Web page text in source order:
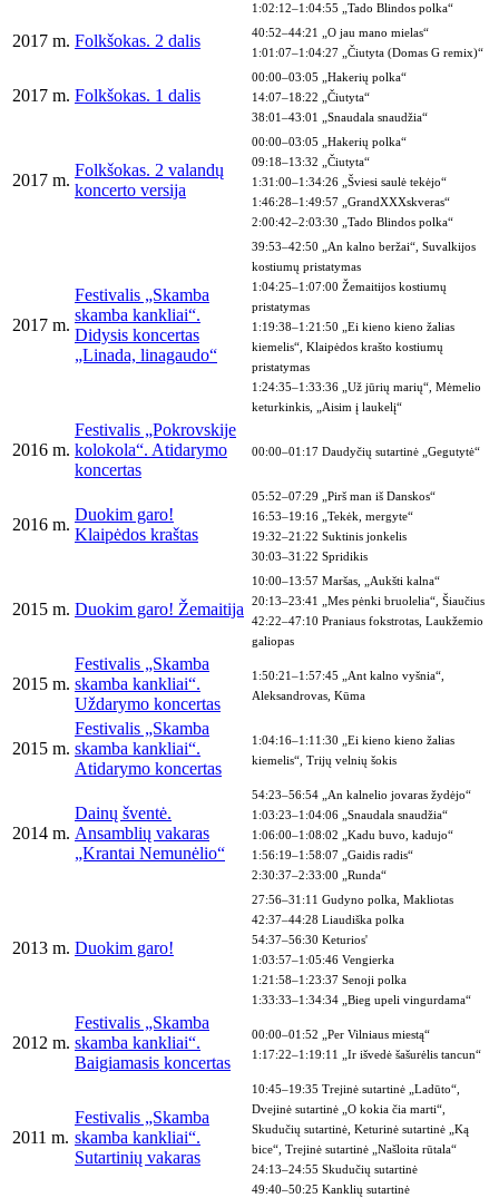
1:02:12–1:04:55 „Tado Blindos polka“
2017 m. Folkšokas. 2 dalis
40:52–44:21 „O jau mano mielas“
1:01:07–1:04:27 „Čiutyta (Domas G remix)“
2017 m. Folkšokas. 1 dalis
00:00–03:05 „Hakerių polka“
14:07–18:22 „Čiutyta“
38:01–43:01 „Snaudala snaudžia“
2017 m.
Folkšokas. 2 valandų
koncerto versija
00:00–03:05 „Hakerių polka“
09:18–13:32 „Čiutyta“
1:31:00–1:34:26 „Šviesi saulė tekėjo“
1:46:28–1:49:57 „GrandXXXskveras“
2:00:42–2:03:30 „Tado Blindos polka“
2017 m.
Festivalis „Skamba
skamba kankliai“.
Didysis koncertas
„Linada, linagaudo“
39:53–42:50 „An kalno beržai“, Suvalkijos
kostiumų pristatymas
1:04:25–1:07:00 Žemaitijos kostiumų
pristatymas
1:19:38–1:21:50 „Ei kieno kieno žalias
kiemelis“, Klaipėdos krašto kostiumų
pristatymas
1:24:35–1:33:36 „Už jūrių marių“, Mėmelio
keturkinkis, „Aisim į laukelį“
2016 m.
Festivalis „Pokrovskije
kolokola“. Atidarymo
koncertas
00:00–01:17 Daudyčių sutartinė „Gegutytė“
2016 m.
Duokim garo!
Klaipėdos kraštas
05:52–07:29 „Pirš man iš Danskos“
16:53–19:16 „Tekėk, mergyte“
19:32–21:22 Suktinis jonkelis
30:03–31:22 Spridikis
2015 m. Duokim garo! Žemaitija
10:00–13:57 Maršas, „Aukšti kalna“
20:13–23:41 „Mes pėnki bruolelia“, Šiaučius
42:22–47:10 Praniaus fokstrotas, Laukžemio
galiopas
2015 m.
Festivalis „Skamba
skamba kankliai“.
Uždarymo koncertas
1:50:21–1:57:45 „Ant kalno vyšnia“,
Aleksandrovas, Kūma
2015 m.
Festivalis „Skamba
skamba kankliai“.
Atidarymo koncertas
1:04:16–1:11:30 „Ei kieno kieno žalias
kiemelis“, Trijų velnių šokis
2014 m.
Dainų šventė.
Ansamblių vakaras
„Krantai Nemunėlio“
54:23–56:54 „An kalnelio jovaras žydėjo“
1:03:23–1:04:06 „Snaudala snaudžia“
1:06:00–1:08:02 „Kadu buvo, kadujo“
1:56:19–1:58:07 „Gaidis radis“
2:30:37–2:33:00 „Runda“
2013 m. Duokim garo!
27:56–31:11 Gudyno polka, Makliotas
42:37–44:28 Liaudiška polka
54:37–56:30 Keturios'
1:03:57–1:05:46 Vengierka
1:21:58–1:23:37 Senoji polka
1:33:33–1:34:34 „Bieg upeli vingurdama“
2012 m.
Festivalis „Skamba
skamba kankliai“.
Baigiamasis koncertas
00:00–01:52 „Per Vilniaus miestą“
1:17:22–1:19:11 „Ir išvedė šašurėlis tancun“
2011 m.
Festivalis „Skamba
skamba kankliai“.
Sutartinių vakaras
10:45–19:35 Trejinė sutartinė „Ladūto“,
Dvejinė sutartinė „O kokia čia marti“,
Skudučių sutartinė, Keturinė sutartinė „Ką
bice“, Trejinė sutartinė „Našloita rūtala“
24:13–24:55 Skudučių sutartinė
49:40–50:25 Kanklių sutartinė